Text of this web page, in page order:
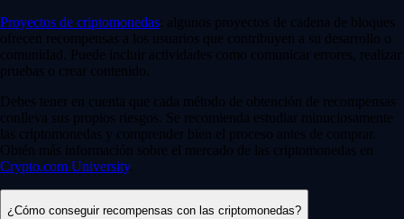
Proyectos de criptomonedas: algunos proyectos de cadena de bloques
ofrecen recompensas a los usuarios que contribuyen a su desarrollo o
comunidad. Puede incluir actividades como comunicar errores, realizar
pruebas o crear contenido.
Debes tener en cuenta que cada método de obtención de recompensas
conlleva sus propios riesgos. Se recomienda estudiar minuciosamente
las criptomonedas y comprender bien el proceso antes de comprar.
Obtén más información sobre el mercado de las criptomonedas en
Crypto.com University.
¿Cómo conseguir recompensas con las criptomonedas?